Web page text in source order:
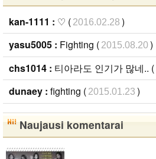
kan-1111 : ♡ ( 2016.02.28 )
yasu5005 : Fighting ( 2015.08.20 )
chs1014 : 티아라도 인기가 많네.. (
dunaey : fighting ( 2015.01.23 )
Naujausi komentarai